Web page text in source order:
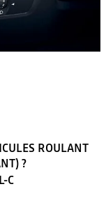
ROULANT
?
C